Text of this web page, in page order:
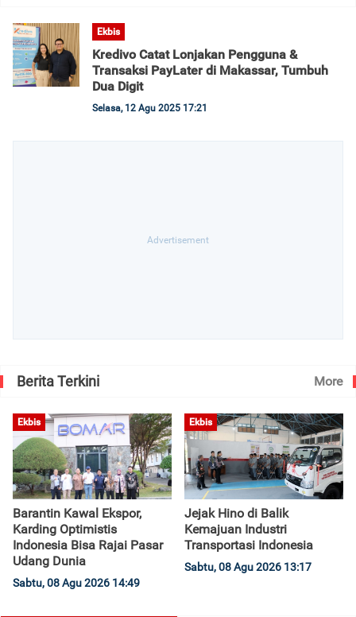
Ekbis
Kredivo Catat Lonjakan Pengguna &
Transaksi PayLater di Makassar, Tumbuh
Dua Digit
Selasa, 12 Agu 2025 17:21
Berita Terkini More
Ekbis
Barantin Kawal Ekspor,
Karding Optimistis
Indonesia Bisa Rajai Pasar
Udang Dunia
Sabtu, 08 Agu 2026 14:49
Ekbis
Jejak Hino di Balik
Kemajuan Industri
Transportasi Indonesia
Sabtu, 08 Agu 2026 13:17